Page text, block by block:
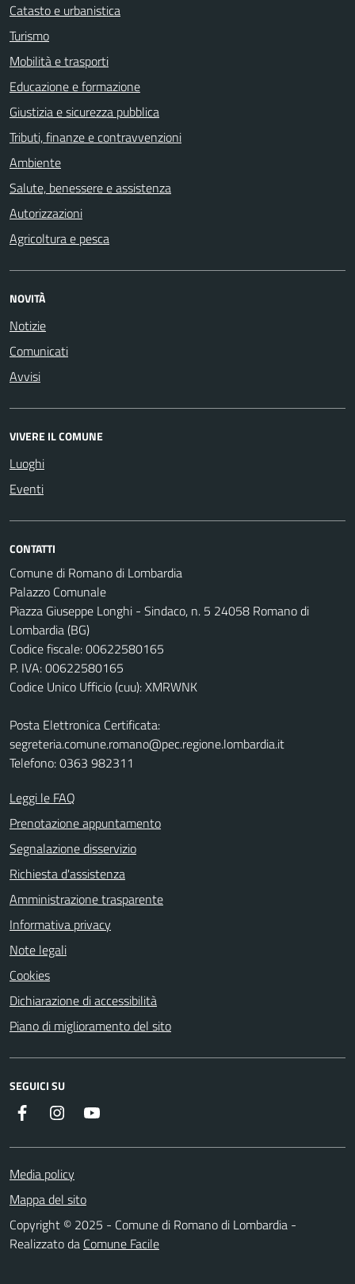
Catasto e urbanistica
Turismo
Mobilità e trasporti
Educazione e formazione
Giustizia e sicurezza pubblica
Tributi, finanze e contravvenzioni
Ambiente
Salute, benessere e assistenza
Autorizzazioni
Agricoltura e pesca
NOVITÀ
Notizie
Comunicati
Avvisi
VIVERE IL COMUNE
Luoghi
Eventi
CONTATTI
Comune di Romano di Lombardia
Palazzo Comunale
Piazza Giuseppe Longhi - Sindaco, n. 5 24058 Romano di
Lombardia (BG)
Codice fiscale: 00622580165
P. IVA: 00622580165
Codice Unico Ufficio (cuu): XMRWNK
Posta Elettronica Certificata:
segreteria.comune.romano@pec.regione.lombardia.it
Telefono: 0363 982311
Leggi le FAQ
Prenotazione appuntamento
Segnalazione disservizio
Richiesta d'assistenza
Amministrazione trasparente
Informativa privacy
Note legali
Cookies
Dichiarazione di accessibilità
Piano di miglioramento del sito
SEGUICI SU
Facebook Instagram
Media policy
Mappa del sito
Copyright © 2025 - Comune di Romano di Lombardia -
Realizzato da Comune Facile